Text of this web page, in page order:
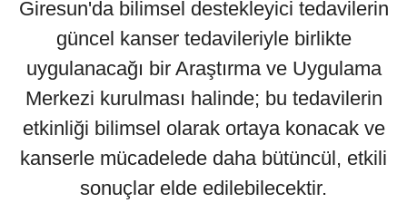
Giresun'da bilimsel destekleyici tedavilerin
güncel kanser tedavileriyle birlikte
uygulanacağı bir Araştırma ve Uygulama
Merkezi kurulması halinde; bu tedavilerin
etkinliği bilimsel olarak ortaya konacak ve
kanserle mücadelede daha bütüncül, etkili
sonuçlar elde edilebilecektir.